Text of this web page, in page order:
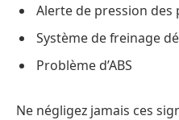
Alerte de pression des
Système de freinage
Problème d’ABS
Ne négligez jamais ces